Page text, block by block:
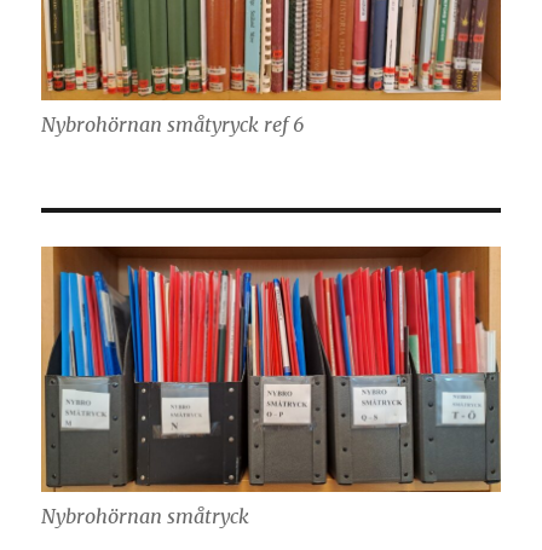
Nybrohörnan småtyryck ref 6
Nybrohörnan småtryck